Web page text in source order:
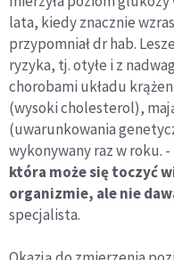
lata, kiedy znacznie
przypomniał dr hab.
ryzyka, tj. otyłe i z
chorobami układu
(wysoki cholesterol),
(uwarunkowania
wykonywany raz w roku. -
która może się toczyć
organizmie, ale nie
specjalista.